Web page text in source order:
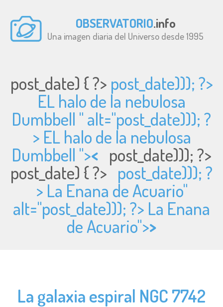
OBSERVATORIO.info
Una imagen diaria del Universo desde 1995
post_date) { ?> post_date))); ?>
EL halo de la nebulosa
Dumbbell " alt="post_date))); ?
> EL halo de la nebulosa
Dumbbell ">< post_date))); ?>
post_date) { ?> post_date))); ?
> La Enana de Acuario"
alt="post_date))); ?> La Enana
de Acuario">>
La galaxia espiral NGC 7742